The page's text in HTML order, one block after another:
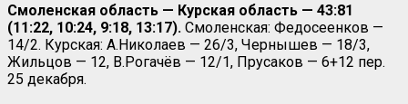
Смоленская область — Курская область — 43:81
(11:22, 10:24, 9:18, 13:17). Смоленская: Федосеенков —
14/2. Курская: А.Николаев — 26/3, Чернышев — 18/3,
Жильцов — 12, В.Рогачёв — 12/1, Прусаков — 6+12 пер.
25 декабря.